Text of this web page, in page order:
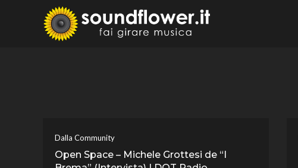
Dalla Community
Open Space – Michele Grottesi de “I